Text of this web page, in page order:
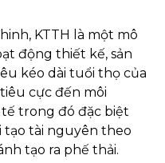
KTTH là một mô
động thiết kế, sản
kéo dài tuổi thọ của
cực đến môi
trong đó đặc biệt
tài nguyên theo
tạo ra phế thải.